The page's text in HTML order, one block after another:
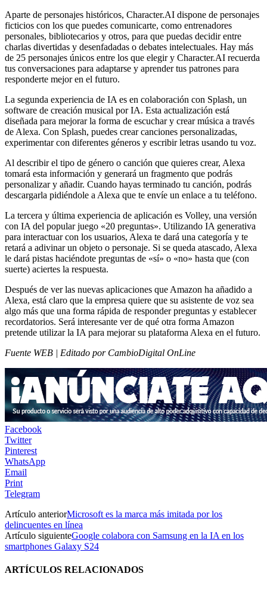
Aparte de personajes históricos, Character.AI dispone de personajes
ficticios con los que puedes comunicarte, como entrenadores
personales, bibliotecarios y otros, para que puedas decidir entre
charlas divertidas y desenfadadas o debates intelectuales. Hay más
de 25 personajes únicos entre los que elegir y Character.AI recuerda
tus conversaciones para adaptarse y aprender tus patrones para
responderte mejor en el futuro.
La segunda experiencia de IA es en colaboración con Splash, un
software de creación musical por IA. Esta actualización está
diseñada para mejorar la forma de escuchar y crear música a través
de Alexa. Con Splash, puedes crear canciones personalizadas,
experimentar con diferentes géneros y escribir letras usando tu voz.
Al describir el tipo de género o canción que quieres crear, Alexa
tomará esta información y generará un fragmento que podrás
personalizar y añadir. Cuando hayas terminado tu canción, podrás
descargarla pidiéndole a Alexa que te envíe un enlace a tu teléfono.
La tercera y última experiencia de aplicación es Volley, una versión
con IA del popular juego «20 preguntas». Utilizando IA generativa
para interactuar con los usuarios, Alexa te dará una categoría y te
retará a adivinar un objeto o personaje. Si se queda atascado, Alexa
le dará pistas haciéndote preguntas de «sí» o «no» hasta que (con
suerte) aciertes la respuesta.
Después de ver las nuevas aplicaciones que Amazon ha añadido a
Alexa, está claro que la empresa quiere que su asistente de voz sea
algo más que una forma rápida de responder preguntas y establecer
recordatorios. Será interesante ver de qué otra forma Amazon
pretende utilizar la IA para mejorar su plataforma Alexa en el futuro.
Fuente WEB | Editado por CambioDigital OnLine
Facebook
Twitter
Pinterest
WhatsApp
Email
Print
Telegram
Artículo anteriorMicrosoft es la marca más imitada por los
delincuentes en línea
Artículo siguienteGoogle colabora con Samsung en la IA en los
smartphones Galaxy S24
ARTÍCULOS RELACIONADOS